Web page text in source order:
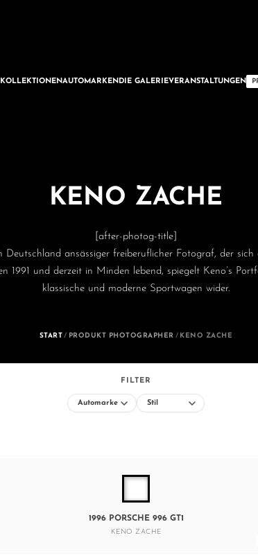
KOLLEKTIONENAUTOMARKEN DIE GALERIEVERANSTALTUNGEN
KENO ZACHE
[after-photog-title]
Deutschland ansässiger freiberuflicher Fotograf, der
1991 und derzeit in Minden lebend, spiegelt Keno’s
klassische und moderne Sportwagen wider.
START / PRODUKT PHOTOGRAPHER / KENO ZACHE
FILTER
1996 PORSCHE 996 GT1
KENO ZACHE